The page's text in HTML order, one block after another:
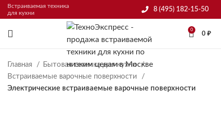
Встраиваемая техника
для кухни
8 (495) 182-15-50
0
0 ₽
Главная
Бытовая техника для кухни
Встраиваемые варочные поверхности
Электрические встраиваемые варочные поверхности